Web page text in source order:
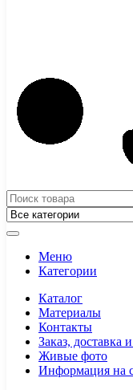
Меню
Категории
Каталог
Материалы
Контакты
Заказ, доставка
Живые фото
Информация на